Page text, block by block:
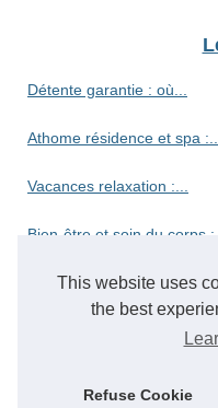
This website uses
the best
Refuse Cookie
Détente garantie : où...
Athome résidence et spa :...
Vacances relaxation :...
Bien-être et soin du corps :...
Découvrez le camping
Découvrez le paradis des...